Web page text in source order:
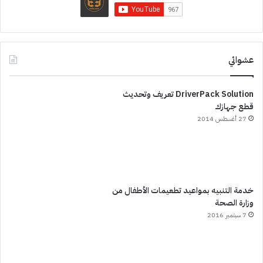
عشوائي
DriverPack Solution تعريف وتحديث
قطع جهازك
27 أغسطس 2014
خدمة التنبيه بمواعيد تطعيمات الأطفال من
وزارة الصحة
7 سبتمبر 2016